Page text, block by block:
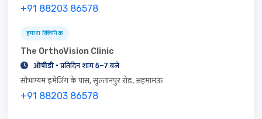
+91 88203 86578
हमारा क्लिनिक
The OrthoVision Clinic
ओपीडी · प्रतिदिन शाम 5–7 बजे
सौभाग्यम इमेजिंग के पास, सुल्तानपुर रोड, अहमामऊ
+91 88203 86578